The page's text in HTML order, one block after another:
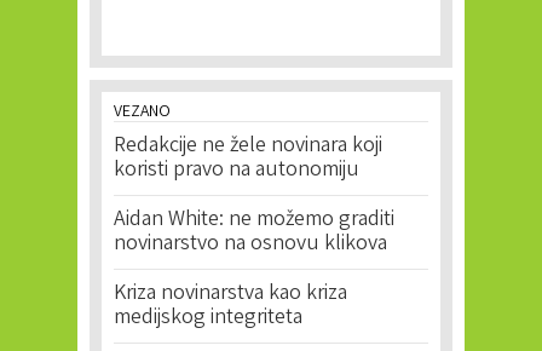
VEZANO
Redakcije ne žele novinara koji
koristi pravo na autonomiju
Aidan White: ne možemo graditi
novinarstvo na osnovu klikova
Kriza novinarstva kao kriza
medijskog integriteta